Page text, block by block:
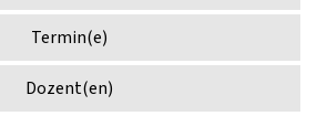
Termin(e)
Dozent(en)